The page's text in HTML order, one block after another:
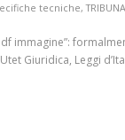
tecniche,
Giuridica, Leggi